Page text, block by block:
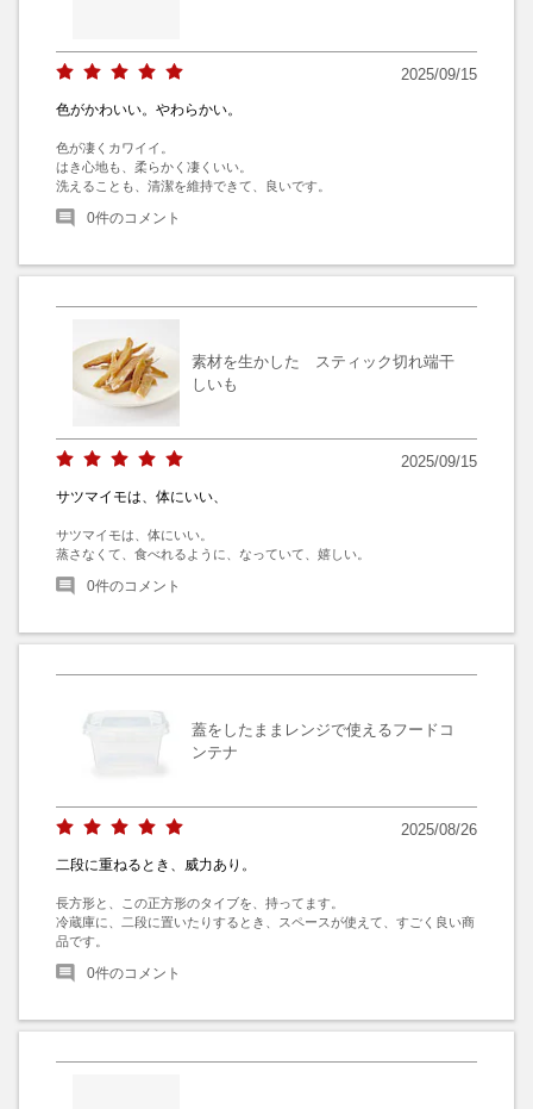
2025/09/15
色がかわいい。やわらかい。
色が凄くカワイイ。
はき心地も、柔らかく凄くいい。
洗えることも、清潔を維持できて、良いです。
0件のコメント
素材を生かした スティック切れ端干
しいも
2025/09/15
サツマイモは、体にいい、
サツマイモは、体にいい。
蒸さなくて、食べれるように、なっていて、嬉しい。
0件のコメント
蓋をしたままレンジで使えるフードコ
ンテナ
2025/08/26
二段に重ねるとき、威力あり。
長方形と、この正方形のタイブを、持ってます。
冷蔵庫に、二段に置いたりするとき、スペースが使えて、すごく良い商
品です。
0件のコメント